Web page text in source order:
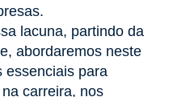
lacuna, partindo da
abordaremos neste
essenciais para
carreira, nos